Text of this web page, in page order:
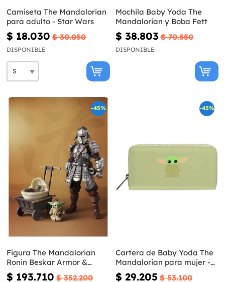
Camiseta The Mandalorian
para adulto - Star Wars
$ 18.030 $ 30.050
DISPONIBLE
Mochila Baby Yoda The
Mandalorian y Boba Fett
$ 38.803 $ 70.550
DISPONIBLE
-45%
Figura The Mandalorian
Ronin Beskar Armor &
Grogu - Star Wars
$ 193.710 $ 352.200
-45%
Cartera de Baby Yoda The
Mandalorian para mujer -
Star Wars
$ 29.205 $ 53.100